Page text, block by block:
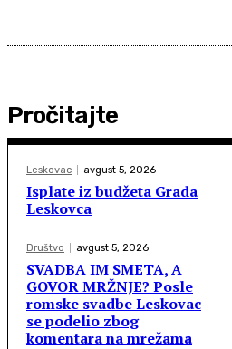
Pročitajte
Leskovac avgust 5, 2026
Isplate iz budžeta Grada
Leskovca
Društvo avgust 5, 2026
SVADBA IM SMETA, A
GOVOR MRŽNJE? Posle
romske svadbe Leskovac
se podelio zbog
komentara na mrežama